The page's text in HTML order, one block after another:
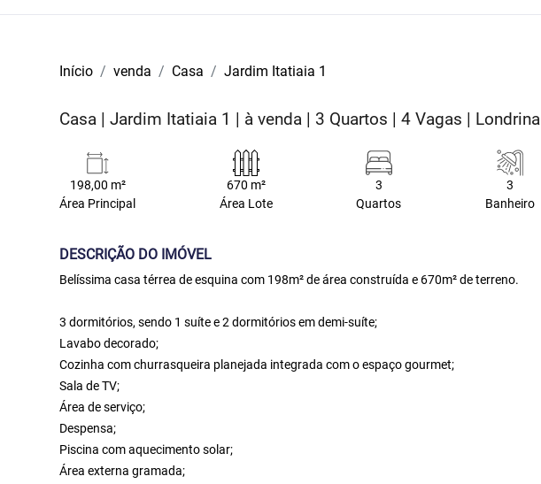
Início venda Casa Jardim Itatiaia 1
Casa | Jardim Itatiaia 1 | à venda | 3 Quartos | 4 Vagas | Londrina
198,00 m²
Área Principal
670 m²
Área Lote
3
Quartos
3
Banheiro
DESCRIÇÃO DO IMÓVEL
Belíssima casa térrea de esquina com 198m² de área construída e 670m² de terreno.
3 dormitórios, sendo 1 suíte e 2 dormitórios em demi-suíte;
Lavabo decorado;
Cozinha com churrasqueira planejada integrada com o espaço gourmet;
Sala de TV;
Área de serviço;
Despensa;
Piscina com aquecimento solar;
Área externa gramada;